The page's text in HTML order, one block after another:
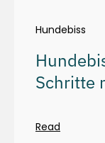
Hundebiss
Schritte
Read